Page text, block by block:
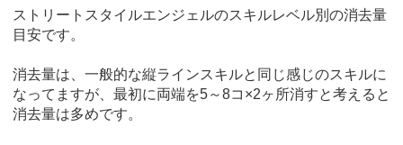
ストリートスタイルエンジェルのスキルレベル別の消去量
目安です。
消去量は、一般的な縦ラインスキルと同じ感じのスキルに
なってますが、最初に両端を5～8コ×2ヶ所消すと考えると
消去量は多めです。